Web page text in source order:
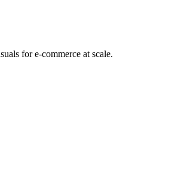
for e-commerce at scale.